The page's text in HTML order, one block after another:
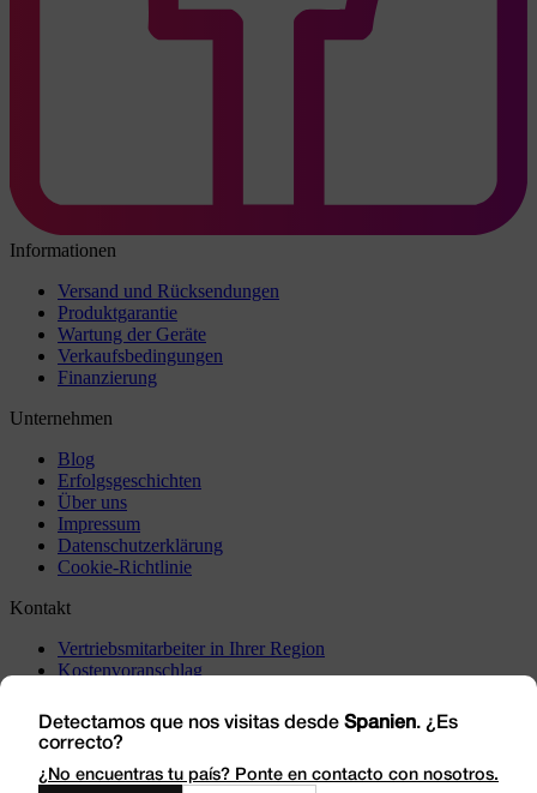
Informationen
Versand und Rücksendungen
Produktgarantie
Wartung der Geräte
Verkaufsbedingungen
Finanzierung
Unternehmen
Blog
Erfolgsgeschichten
Über uns
Impressum
Datenschutzerklärung
Cookie-Richtlinie
Kontakt
Vertriebsmitarbeiter in Ihrer Region
Kostenvoranschlag
Besuchen Sie uns
Arbeiten Sie mit uns
Outlet
Detectamos que nos visitas desde Spanien. ¿Es
correcto?
¿No encuentras tu país? Ponte en contacto con nosotros.